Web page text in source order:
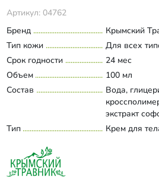
Артикул: 04762
Бренд
Крымский
Тип кожи
Для всех
Срок годности
24 мес
Объем
100 мл
Состав
Вода,
экстракт
донника,
Тип Крем для